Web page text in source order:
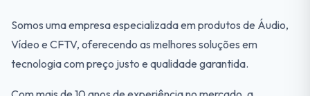
Somos uma empresa especializada em produtos de Áudio,
Vídeo e CFTV, oferecendo as melhores soluções em
tecnologia com preço justo e qualidade garantida.